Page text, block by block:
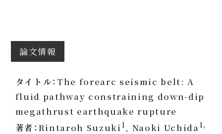
論文情報
タイトル： The forearc seismic belt: A
fluid pathway constraining down-dip
megathrust earthquake rupture
著者：Rintaroh Suzuki 1 , Naoki Uchida 1,